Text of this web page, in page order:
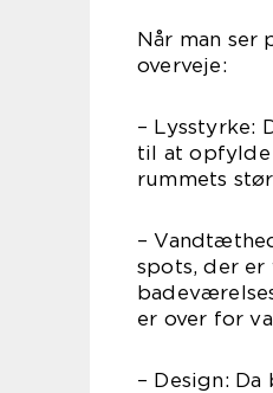
Når man ser
overveje:
– Lysstyrke:
til at opfylde
rummets
–
spots, der
er over for
– Design: